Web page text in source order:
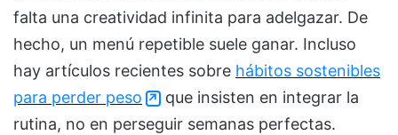
falta una creatividad infinita para adelgazar. De
hecho, un menú repetible suele ganar. Incluso
hay artículos recientes sobre hábitos sostenibles
para perder peso
que insisten en integrar la
rutina, no en perseguir semanas perfectas.